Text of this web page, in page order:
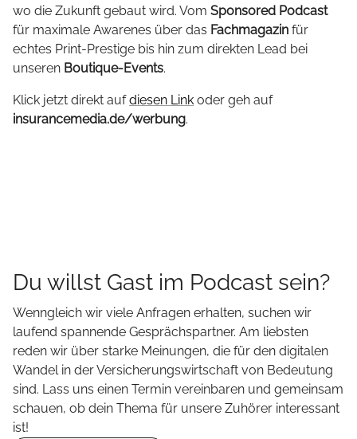
wo die Zukunft gebaut wird. Vom Sponsored Podcast
für maximale Awarenes über das Fachmagazin für
echtes Print-Prestige bis hin zum direkten Lead bei
unseren Boutique-Events.
Klick jetzt direkt aufdiesen Link oder geh auf
insurancemedia.de/werbung.
Du willst Gast im Podcast sein?
Wenngleich wir viele Anfragen erhalten, suchen wir
laufend spannende Gesprächspartner. Am liebsten
reden wir über starke Meinungen, die für den digitalen
Wandel in der Versicherungswirtschaft von Bedeutung
sind. Lass uns einen Termin vereinbaren und gemeinsam
schauen, ob dein Thema für unsere Zuhörer interessant
ist!